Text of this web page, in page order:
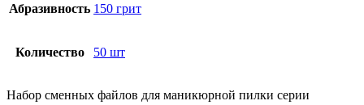
Абразивность 150 грит
Количество 50 шт
Набор сменных файлов для маникюрной пилки серии